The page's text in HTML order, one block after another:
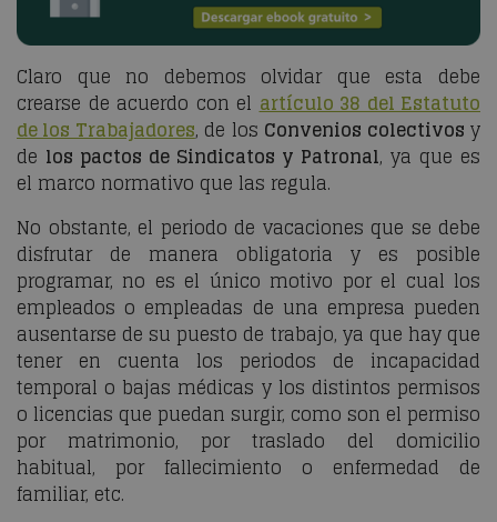
Claro que no debemos olvidar que esta debe
crearse de acuerdo con elartículo 38 del Estatuto
de los Trabajadores, de los Convenios colectivos y
de los pactos de Sindicatos y Patronal, ya que es
el marco normativo que las regula.
No obstante, el periodo de vacaciones que se debe
disfrutar de manera obligatoria y es posible
programar, no es el único motivo por el cual los
empleados o empleadas de una empresa pueden
ausentarse de su puesto de trabajo, ya que hay que
tener en cuenta los periodos de incapacidad
temporal o bajas médicas y los distintos permisos
o licencias que puedan surgir, como son el permiso
por matrimonio, por traslado del domicilio
habitual, por fallecimiento o enfermedad de
familiar, etc.